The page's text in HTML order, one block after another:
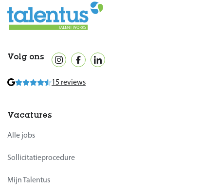
Volg ons
15 reviews
Vacatures
Alle jobs
Sollicitatieprocedure
Mijn Talentus